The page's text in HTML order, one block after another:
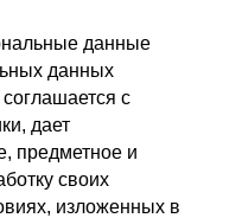
данные
данных
с
дает
предметное и
своих
изложенных в